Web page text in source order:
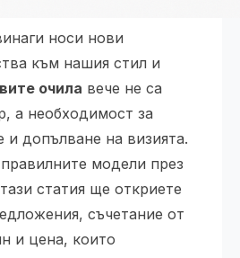
носи нови
към нашия стил и
очила вече не са
а необходимост за
и допълване на визията.
модели през
статия ще откриете
съчетание от
и цена, които